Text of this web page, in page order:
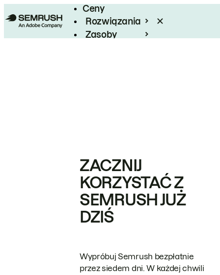
Ceny
Rozwiązania
Zasoby
ZACZNIJ
KORZYSTAĆ Z
SEMRUSH JUŻ
DZIŚ
Wypróbuj Semrush bezpłatnie
przez siedem dni. W każdej chwili